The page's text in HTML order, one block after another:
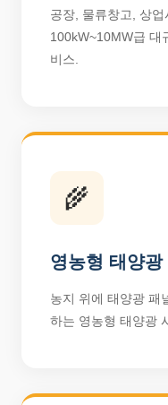
공장, 물류창고, 상
100kW~10MW급 대
비스.
🌾
영농형 태양광
농지 위에 태양광 패
하는 영농형 태양광